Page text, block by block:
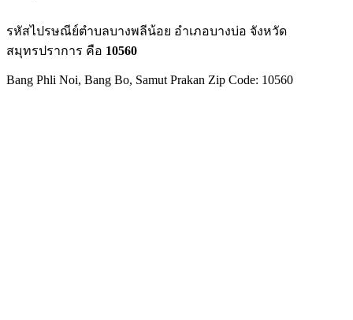
รหัสไปรษณีย์ตำบลบางพลีน้อย อำเภอบางบ่อ จังหวัด
สมุทรปราการ คือ 10560
Bang Phli Noi, Bang Bo, Samut Prakan Zip Code: 10560